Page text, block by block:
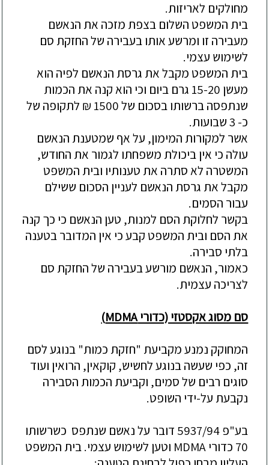
מחולקים לאריזות.
בית המשפט השלום בצפת מזכה את הנאשם
מעבירה זו ומרשע אותו בעבירה של החזקת סם
לשימוש עצמי.
בית המשפט מקבל את גרסת הנאשם לפיה הוא
מעשן 15-20 גרם ביום וכי הוא קנה את הכמות
שנתפסה ברשותו בסכום של 1500 ₪ לתקופה של
כ- 3 שבועות.
אשר למקורות המימון, על אף שמטענת הנאשם
עולה כי אין ביכולת משפחתו לגמור את החודש,
המשטרה לא סתרה את טענותיו ובית המשפט
מקבל את גרסת הנאשם לעניין הסכום ששילם
עבור הסמים.
בקשר לחלוקת הסם למנות, טען הנאשם כי כך קנה
את הסם ובית המשפט קבע כי אין המדובר בטענה
בלתי סבירה.
כאמור, הנאשם מורשע בעבירה של החזקת סם
לצריכה עצמית.
סם מסוג אקסטזי (כדוריMDMA
)
המחוקק נמנע מקביעת "חזקת כמות" בנוגע לסם
זה, כפי שעשה בנוגע לחשיש, קוקאין, הרואין ועוד
סוגים רבים של סמים, וקביעת הכמות הסבירה
נקבעת על-ידי השופט.
בע"פ 5937/94 דובר על נאשם שנתפס כשרשותו
70 כדורי MDMA וטען לשימוש עצמי. בית המשפט